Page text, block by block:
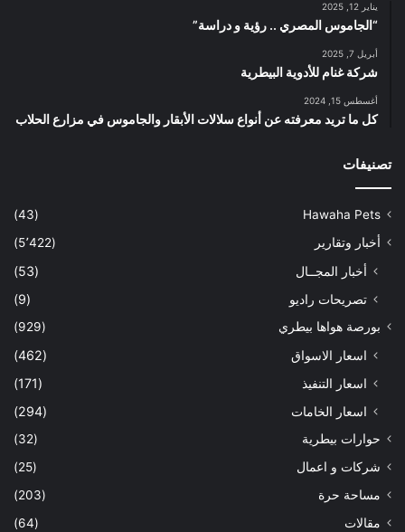
يناير 12, 2025
“الجاموس المصري .. رؤية و دراسة”
أبريل 7, 2025
شركة غنام للأدوية البيطرية
أغسطس 15, 2024
كل ما تريد معرفته عن أنواع سلالات الأبقار والجاموس في مزارع الحلاب
تصنيفات
Hawaha Pets
(43)
أخبار وتقارير
(5٬422)
أخبار المجــال
(53)
تصريحات راديو
(9)
بورصة هواها بيطري (929)
اسعار الاسواق
(462)
اسعار التنفيذ
(171)
اسعار الخامات
(294)
حوارات بيطرية
(32)
شركات و اعمال
(25)
مساحة حرة
(203)
مقالات
(64)